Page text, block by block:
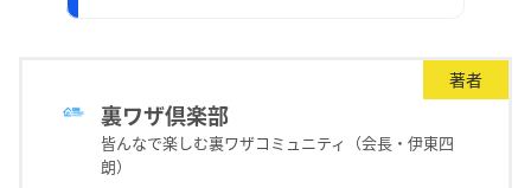
著者
裏ワザ倶楽部
皆んなで楽しむ裏ワザコミュニティ（会長・伊東四
朗）